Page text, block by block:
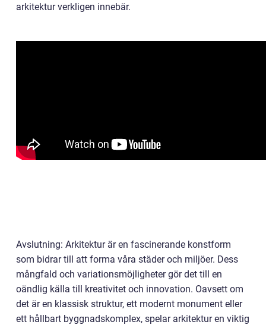
arkitektur verkligen innebär.
Avslutning: Arkitektur är en fascinerande konstform
som bidrar till att forma våra städer och miljöer. Dess
mångfald och variationsmöjligheter gör det till en
oändlig källa till kreativitet och innovation. Oavsett om
det är en klassisk struktur, ett modernt monument eller
ett hållbart byggnadskomplex, spelar arkitektur en viktig